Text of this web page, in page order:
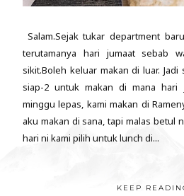
Salam.Sejak tukar department
terutamanya hari jumaat sebab
sikit.Boleh keluar makan di luar.
siap-2 untuk makan di mana hari
minggu lepas, kami makan di
aku makan di sana, tapi malas betul
hari ni kami pilih untuk lunch di...
KEEP